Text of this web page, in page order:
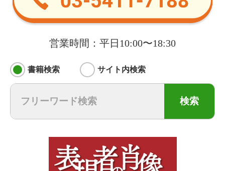
営業時間：平日10:00〜18:30
書籍検索 サイト内検索
検索